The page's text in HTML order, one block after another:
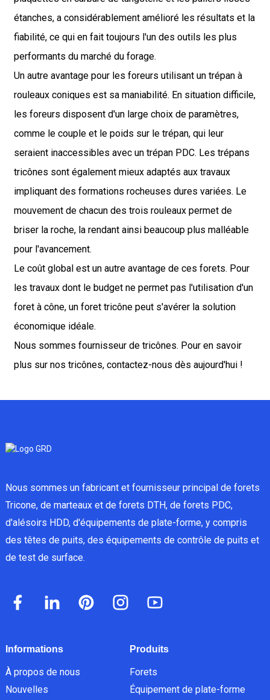
étanches, a considérablement amélioré les résultats et la
fiabilité, ce qui en fait toujours l'un des outils les plus
performants du marché du forage.
Un autre avantage pour les foreurs utilisant un trépan à
rouleaux coniques est sa maniabilité. En situation difficile,
les foreurs disposent d'un large choix de paramètres,
comme le couple et le poids sur le trépan, qui leur
seraient inaccessibles avec un trépan PDC. Les trépans
tricônes sont également mieux adaptés aux travaux
impliquant des formations rocheuses dures variées. Le
mouvement de chacun des trois rouleaux permet de
briser la roche, la rendant ainsi beaucoup plus malléable
pour l'avancement.
Le coût global est un autre avantage de ces forets. Pour
les travaux dont le budget ne permet pas l'utilisation d'un
foret à cône, un foret tricône peut s'avérer la solution
économique idéale.
Nous sommes fournisseur de tricônes. Pour en savoir
plus sur nos tricônes, contactez-nous dès aujourd'hui !
Nous sommes un fabricant et fournisseur principal de forets
Tricone, de marteaux et de forets DTH, de forets PDC,
d'alésoirs HDD, d'équipements de plate-forme, y compris
des têtes de puits, des équipements de contrôle de puits et
de test de surface.
Informations
À propos de nous
Nouvelles
Produits
Forets
Équipement de plate-forme